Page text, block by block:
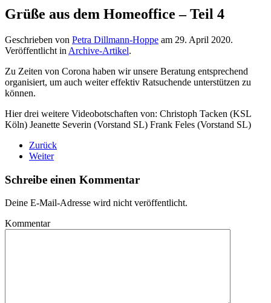
Grüße aus dem Homeoffice – Teil 4
Geschrieben von Petra Dillmann-Hoppe am 29. April 2020.
Veröffentlicht in Archive-Artikel.
Zu Zeiten von Corona haben wir unsere Beratung entsprechend
organisiert, um auch weiter effektiv Ratsuchende unterstützen zu
können.
Hier drei weitere Videobotschaften von: Christoph Tacken (KSL
Köln) Jeanette Severin (Vorstand SL) Frank Feles (Vorstand SL)
Zurück
Weiter
Schreibe einen Kommentar
Deine E-Mail-Adresse wird nicht veröffentlicht.
Kommentar